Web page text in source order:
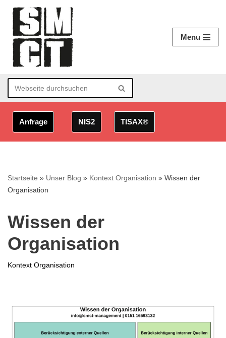
Zum
Inhalt
springen
Menu
Anfrage NIS2 TISAX®
Startseite » Unser Blog » Kontext Organisation » Wissen der
Organisation
Wissen der
Organisation
Kontext Organisation